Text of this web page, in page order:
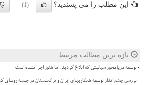
این مطلب را می پسندید؟ (1)
تازه ترین مطالب مرتبط
توسعه دریامحور سیاستی که ابلاغ گردید، اما هنوز اجرا نشده است
بررسی چشم انداز توسعه همکاریهای ایران و ترکمنستان در جلسه